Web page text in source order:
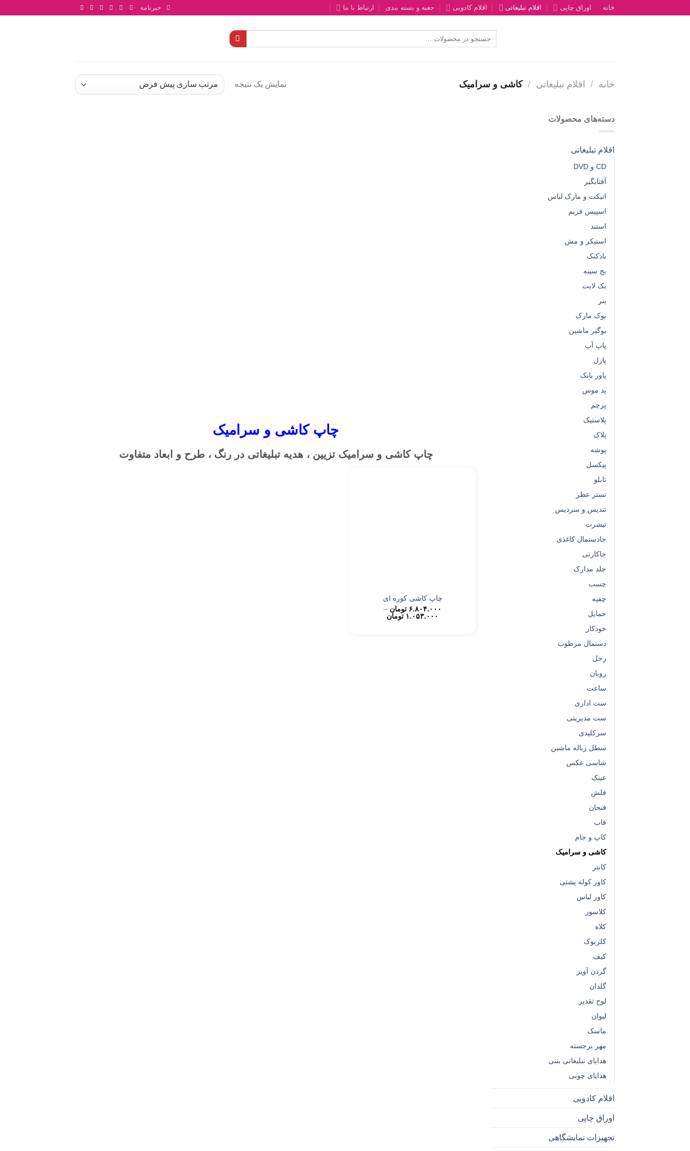
خانه اوراق چاپی اقلام تبلیغاتی اقلام کادویی جعبه و بسته بندی ارتباط با ما خبرنامه
برای:
خانه / اقلام تبلیغاتی / کاشی و سرامیک نمایش یک نتیجه
دسته‌های محصولات
اقلام تبلیغاتی
CD و DVD
آفتابگیر
اتیکت و مارک لباس
اسپیس فریم
استند
استیکر و مش
بادکنک
بج سینه
بک لایت
بنر
بوک مارک
بوگیر ماشین
پاپ آپ
پازل
پاور بانک
پد موس
پرچم
پلاستیک
پلاک
پوشه
پیکسل
تابلو
تستر عطر
تندیس و سردیس
تیشرت
جادستمال کاغذی
جاکارتی
جلد مدارک
چسب
چفیه
حمایل
خودکار
دستمال مرطوب
رحل
روبان
ساعت
ست اداری
ست مدیریتی
سرکلیدی
سطل زباله ماشین
شاسی عکس
عینک
فلش
فنجان
قاب
کاپ و جام
کاشی و سرامیک
کانتر
کاور کوله پشتی
کاور لباس
کلاسور
کلاه
کلربوک
کیف
گردن آویز
گلدان
لوح تقدیر
لیوان
ماسک
مهر برجسته
هدایای تبلیغاتی بتنی
هدایای چوبی
اقلام کادویی
اوراق چاپی
تجهیزات نمایشگاهی
چاپ کاشی و سرامیک
چاپ کاشی و سرامیک تزیین ، هدیه تبلیغاتی در رنگ ، طرح و ابعاد متفاوت
چاپ کاشی کوره ای
۶.۸۰۴.۰۰۰ تومان –
۱.۰۵۳.۰۰۰ تومانPrice